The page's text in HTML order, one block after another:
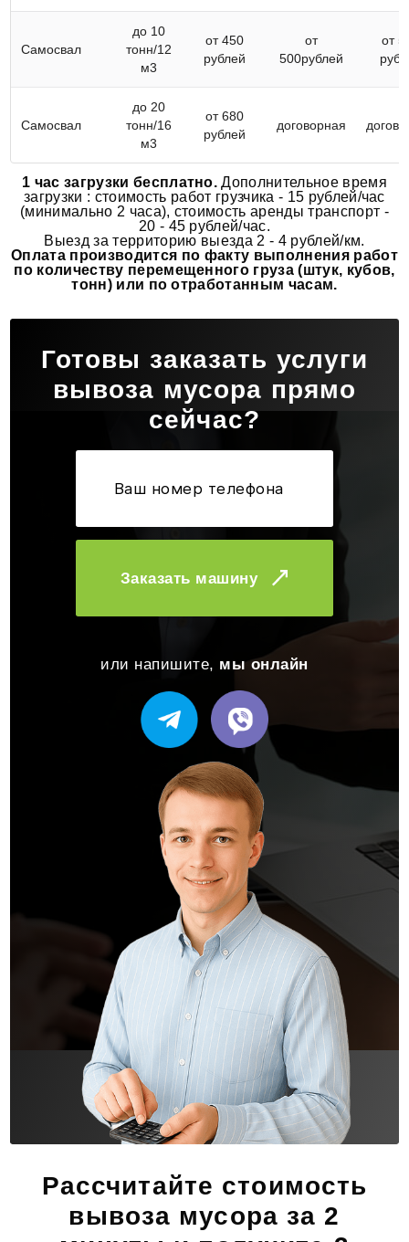
Самосвал
до 10
тонн/12
м3
от 450
рублей
от
500рублей
от
Самосвал
до 20
тонн/16
м3
от 680
рублей
договорная
1 час загрузки бесплатно. Дополнительное время
загрузки : стоимость работ грузчика - 15 рублей/час
(минимально 2 часа), стоимость аренды транспорт -
20 - 45 рублей/час.
Выезд за территорию выезда 2 - 4 рублей/км.
Оплата производится по факту выполнения работ
по количеству перемещенного груза (штук, кубов,
тонн) или по отработанным часам.
Готовы заказать услуги
вывоза мусора прямо
сейчас?
Заказать машину
или напишите, мы онлайн
Рассчитайте стоимость
вывоза мусора за 2